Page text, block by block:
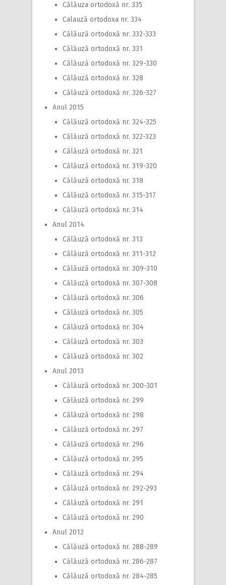
Călăuza ortodoxă nr. 335
Calauză ortodoxa nr. 334
Călăuză ortodoxă nr. 332-333
Călăuză ortodoxă nr. 331
Călăuză ortodoxă nr. 329-330
Călăuză ortodoxă nr. 328
Călăuză ortodoxă nr. 326-327
Anul 2015
Călăuză ortodoxă nr. 324-325
Călăuză ortodoxă nr. 322-323
Călăuză ortodoxă nr. 321
Călăuză ortodoxă nr. 319-320
Călăuză ortodoxă nr. 318
Călăuză ortodoxă nr. 315-317
Călăuză ortodoxă nr. 314
Anul 2014
Călăuză ortodoxă nr. 313
Călăuză ortodoxă nr. 311-312
Călăuză ortodoxă nr. 309-310
Călăuză ortodoxă nr. 307-308
Călăuză ortodoxă nr. 306
Călăuză ortodoxă nr. 305
Călăuză ortodoxă nr. 304
Călăuză ortodoxă nr. 303
Călăuză ortodoxă nr. 302
Anul 2013
Călăuză ortodoxă nr. 300-301
Călăuză ortodoxă nr. 299
Călăuză ortodoxă nr. 298
Călăuză ortodoxă nr. 297
Călăuză ortodoxă nr. 296
Călăuză ortodoxă nr. 295
Călăuză ortodoxă nr. 294
Călăuză ortodoxă nr. 292-293
Călăuză ortodoxă nr. 291
Călăuză ortodoxă nr. 290
Anul 2012
Călăuză ortodoxă nr. 288-289
Călăuză ortodoxă nr. 286-287
Călăuză ortodoxă nr. 284-285